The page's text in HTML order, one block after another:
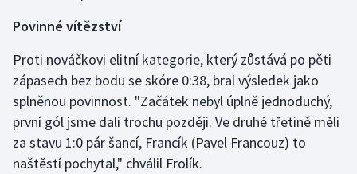
Moderní pětiboj
Motorsport
Olympijské hry
Povinné vítězství
Proti nováčkovi elitní kategorie, který zůstává po pěti
zápasech bez bodu se skóre 0:38, bral výsledek jako
splněnou povinnost. "Začátek nebyl úplně jednoduchý,
první gól jsme dali trochu později. Ve druhé třetině měli
za stavu 1:0 pár šancí, Francík (Pavel Francouz) to
naštěstí pochytal," chválil Frolík.